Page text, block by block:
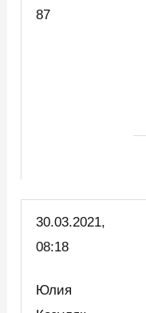
87
30.03.2021,
08:18
Юлия